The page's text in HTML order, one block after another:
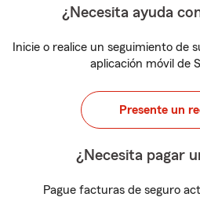
¿Necesita ayuda
Inicie o realice un seguimiento de
aplicación móvil de
Presente un
¿Necesita pagar
Pague facturas de seguro